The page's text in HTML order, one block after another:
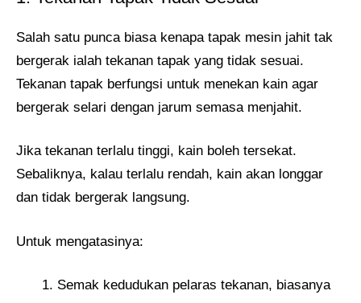
Salah satu punca biasa kenapa tapak mesin jahit tak
bergerak ialah tekanan tapak yang tidak sesuai.
Tekanan tapak berfungsi untuk menekan kain agar
bergerak selari dengan jarum semasa menjahit.
Jika tekanan terlalu tinggi, kain boleh tersekat.
Sebaliknya, kalau terlalu rendah, kain akan longgar
dan tidak bergerak langsung.
Untuk mengatasinya:
Semak kedudukan pelaras tekanan, biasanya